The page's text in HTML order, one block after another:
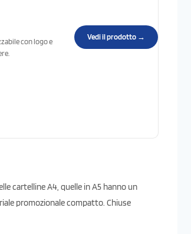
con logo e
Vedi il prodotto →
cartelline A4, quelle in A5 hanno un
promozionale compatto. Chiuse